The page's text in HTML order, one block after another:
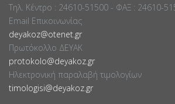
Τηλ. Κέντρο : 24610-51500 - ΦΑΞ : 24610-
Email Επικοινωνίας
deyakoz@otenet.gr
Πρωτόκολλο ΔΕΥΑΚ
protokolo@deyakoz.gr
Ηλεκτρονική παραλαβή τιμολογίων
timologisi@deyakoz.gr